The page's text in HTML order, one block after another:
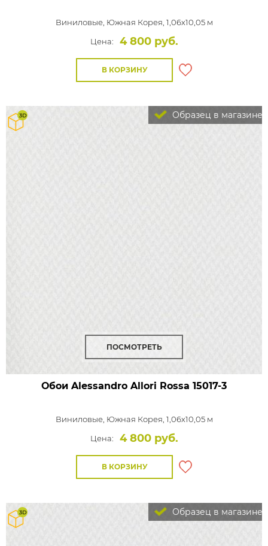
Виниловые, Южная Корея, 1,06x10,05 м
Цена:
4 800 руб.
В КОРЗИНУ
Образец в магазине
ПОСМОТРЕТЬ
Обои Alessandro Allori Rossa 15017-3
Виниловые, Южная Корея, 1,06x10,05 м
Цена:
4 800 руб.
В КОРЗИНУ
Образец в магазине